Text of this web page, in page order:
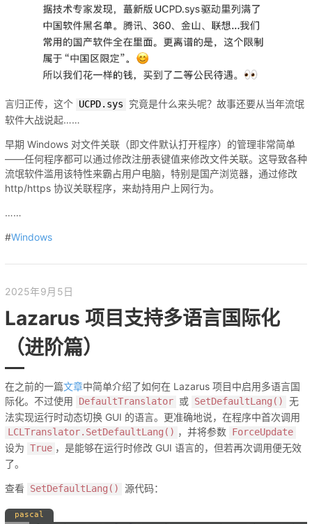
言归正传，这个 UCPD.sys
究竟是什么来头呢？故事还要从当年流氓
软件大战说起……
早期 Windows 对文件关联（即文件默认打开程序）的管理非常简单
——任何程序都可以通过修改注册表键值来修改文件关联。这导致各种
流氓软件滥用该特性来霸占用户电脑，特别是国产浏览器，通过修改
http/https 协议关联程序，来劫持用户上网行为。
……
#Windows
2025年9月5日
Lazarus 项目支持多语言国际化
（进阶篇）
在之前的一篇文章中简单介绍了如何在 Lazarus 项目中启用多语言国
际化。不过使用
DefaultTranslator 或 SetDefaultLang()
无
法实现运行时动态切换 GUI 的语言。更准确地说，在程序中首次调用
LCLTranslator.SetDefaultLang() ，并将参数 ForceUpdate
设为 True ，是能够在运行时修改 GUI 语言的，但若再次调用便无效
了。
查看 SetDefaultLang() 源代码：
pascal